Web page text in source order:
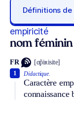
Définitions de
empiricité
nom féminin
FR [ɑ̃piʀisite]
Didactique.
Caractère
connaissance
1